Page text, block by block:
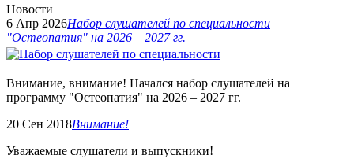
Новости
6 Апр 2026Набор слушателей по специальности
"Остеопатия" на 2026 – 2027 гг.
Внимание, внимание! Начался набор слушателей на
программу "Остеопатия" на 2026 – 2027 гг.
20 Сен 2018Внимание!
Уважаемые слушатели и выпускники!